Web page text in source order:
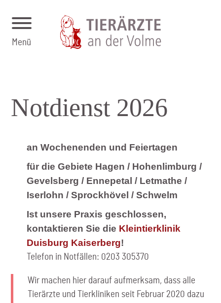
Menü
Notdienst 2026
an Wochenenden und Feiertagen
für die Gebiete Hagen / Hohenlimburg /
Gevelsberg / Ennepetal / Letmathe /
Iserlohn / Sprockhövel / Schwelm
Ist unsere Praxis geschlossen,
kontaktieren Sie die Kleintierklinik
Duisburg Kaiserberg!
Telefon in Notfällen: 0203 305370
Wir machen hier darauf aufmerksam, dass alle
Tierärzte und Tierkliniken seit Februar 2020 dazu